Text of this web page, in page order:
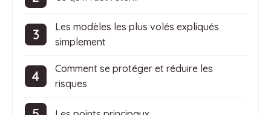
Les modèles les plus volés expliqués
simplement
Comment se protéger et réduire les
risques